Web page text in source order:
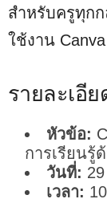
สำหรับครูทุกก
ใช้งาน Canva
รายละเอี
หัวข้อ:
การเรียนรู้
วันที่:
เวลา: